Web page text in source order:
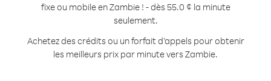
fixe ou mobile en Zambie ! - dès 55.0 ¢ la minute
seulement.
Achetez des crédits ou un forfait d’appels pour obtenir
les meilleurs prix par minute vers Zambie.